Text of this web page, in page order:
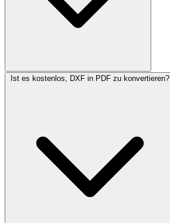
Ist es kostenlos, DXF in PDF zu konvertieren?